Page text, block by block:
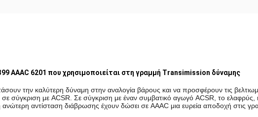
AAAC 6201 που χρησιμοποιείται στη γραμμή Transimission δύναμης
την καλύτερη δύναμη στην αναλογία βάρους και να προσφέρουν τις
σύγκριση με ACSR. Σε σύγκριση με έναν συμβατικό αγωγό ACSR, το
ανώτερη αντίσταση διάβρωσης έχουν δώσει σε AAAC μια ευρεία αποδοχή στις